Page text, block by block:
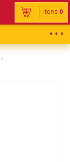
Itens 0
›